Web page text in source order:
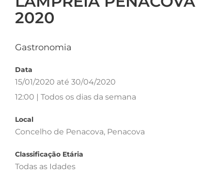
2020
Gastronomia
Data
15/01/2020 até 30/04/2020
12:00 | Todos os dias da semana
Local
Concelho de Penacova, Penacova
Classificação Etária
Todas as Idades